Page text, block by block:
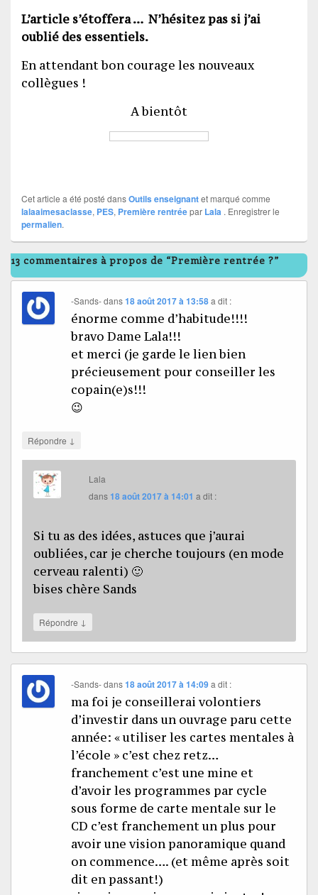
L’article s’étoffera … N’hésitez pas si j’ai
oublié des essentiels.
En attendant bon courage les nouveaux
collègues !
A bientôt
Cet article a été posté dansOutils enseignantet marqué comme
lalaaimesaclasse, PES, Première rentréepar Lala . Enregistrer le
permalien.
13 commentaires à propos de “Première rentrée ?”
-Sands-dans18 août 2017 à 13:58 a dit :
énorme comme d’habitude!!!!
bravo Dame Lala!!!
et merci (je garde le lien bien
précieusement pour conseiller les
copain(e)s!!!
😉
Répondre ↓
Lala
dans18 août 2017 à 14:01 a dit :
Si tu as des idées, astuces que j’aurai
oubliées, car je cherche toujours (en mode
cerveau ralenti) 🙂
bises chère Sands
Répondre ↓
-Sands-dans18 août 2017 à 14:09 a dit :
ma foi je conseillerai volontiers
d’investir dans un ouvrage paru cette
année: « utiliser les cartes mentales à
l’école » c’est chez retz…
franchement c’est une mine et
d’avoir les programmes par cycle
sous forme de carte mentale sur le
CD c’est franchement un plus pour
avoir une vision panoramique quand
on commence…. (et même après soit
dit en passant!)